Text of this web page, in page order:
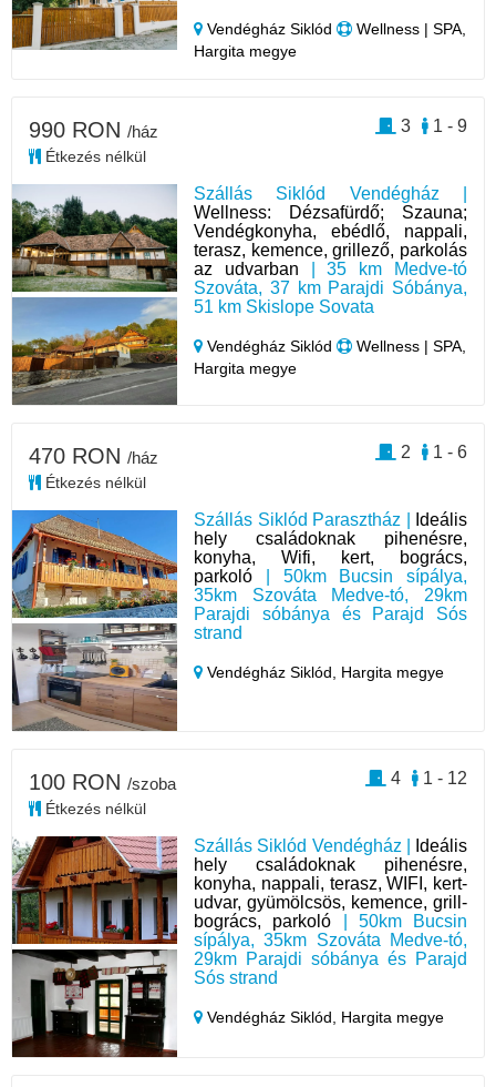
Vendégház Siklód
Wellness | SPA,
Hargita megye
Szállás Siklód Vendégház |
Wellness: Dézsafürdő; Szauna;
Vendégkonyha, ebédlő, nappali,
terasz, kemence, grillező, parkolás
az udvarban | 35 km Medve-tó
Szováta, 37 km Parajdi Sóbánya,
51 km Skislope Sovata
Vendégház Siklód
Wellness | SPA,
Hargita megye
990 RON /ház
Étkezés nélkül
1 - 9
3
Szállás Siklód Parasztház |
Ideális
hely családoknak pihenésre,
konyha, Wifi, kert, bogrács,
parkoló | 50km Bucsin sípálya,
35km Szováta Medve-tó, 29km
Parajdi sóbánya és Parajd Sós
strand
Vendégház Siklód, Hargita megye
470 RON /ház
Étkezés nélkül
1 - 6
2
Szállás Siklód Vendégház |
Ideális
hely családoknak pihenésre,
konyha, nappali, terasz, WIFI, kert-
udvar, gyümölcsös, kemence, grill-
bogrács, parkoló | 50km Bucsin
sípálya, 35km Szováta Medve-tó,
29km Parajdi sóbánya és Parajd
Sós strand
Vendégház Siklód, Hargita megye
100 RON /szoba
Étkezés nélkül
1 - 12
4